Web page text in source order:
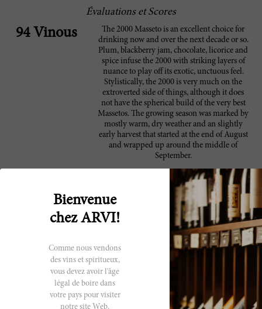
Évaluations et Scores
94 Vinous
The 2000 Masseto is an excellent choice for
drinking now and over the next decade or so.
Plum, blackberry jam, chocolate, licorice and
spice infuse the 2000 with striking layers of
nuance to play off its exotic, unctuous feel.
Stylistically, the 2000 is very much on the
extroverted side of things, although it does
not have the spherical build of the very best
Massetos. The growing season was marked by
mostly warm, dry weather and an slightly
early harvest that started at the end of August
and wrapped up around the middle of
September.
Parker
The all-Merlot 2000 Masseto, warm, spicy,
and very ripe in aroma, is broad and
enveloping on the palate, lush, silky, and,
again, rather ready, though the force and
length on the finish suggest that there are
easily a dozen years of life ahead of it.
Ornellaia has been through some significant
changes over the past several years. First with
the departure of Lodovico Antinori and the
arrival of the new owners, Mondavi and
Frescobaldi, then with a double changeover
of winemakers, first Andrea Giovannini
(now at Monsanto) from 1999 to 2001, then
Bienvenue
chez ARVI!
Comme nous vendons
des vins et spiritueux,
vous devez avoir l'âge
légal de boire dans
votre pays pour visiter
notre site Web.